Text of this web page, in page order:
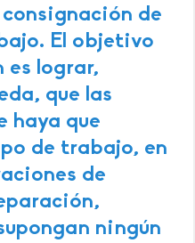
de
El objetivo
es lograr,
que las
haya que
de trabajo, en
de
ningún